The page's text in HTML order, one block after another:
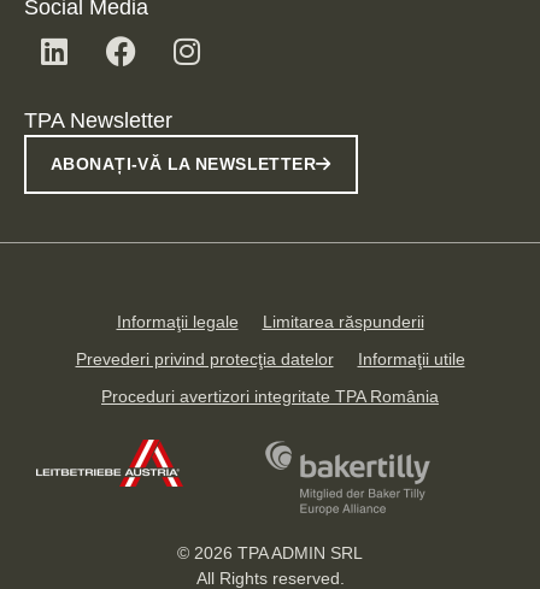
Social Media
TPA Newsletter
ABONAȚI-VĂ LA NEWSLETTER
Informaţii legale
Limitarea răspunderii
Prevederi privind protecţia datelor
Informaţii utile
Proceduri avertizori integritate TPA România
© 2026 TPA ADMIN SRL
All Rights reserved.